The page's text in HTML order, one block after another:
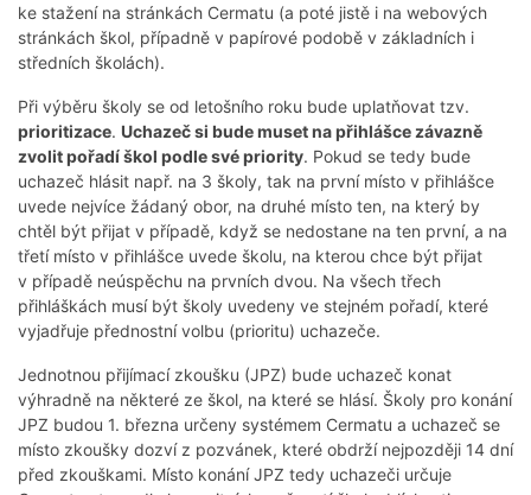
ke stažení na stránkách Cermatu (a poté jistě i na webových
stránkách škol, případně v papírové podobě v základních i
středních školách).
Při výběru školy se od letošního roku bude uplatňovat tzv.
prioritizace. Uchazeč si bude muset na přihlášce závazně
zvolit pořadí škol podle své priority. Pokud se tedy bude
uchazeč hlásit např. na 3 školy, tak na první místo v přihlášce
uvede nejvíce žádaný obor, na druhé místo ten, na který by
chtěl být přijat v případě, když se nedostane na ten první, a na
třetí místo v přihlášce uvede školu, na kterou chce být přijat
v případě neúspěchu na prvních dvou. Na všech třech
přihláškách musí být školy uvedeny ve stejném pořadí, které
vyjadřuje přednostní volbu (prioritu) uchazeče.
Jednotnou přijímací zkoušku (JPZ) bude uchazeč konat
výhradně na některé ze škol, na které se hlásí. Školy pro konání
JPZ budou 1. března určeny systémem Cermatu a uchazeč se
místo zkoušky dozví z pozvánek, které obdrží nejpozději 14 dní
před zkouškami. Místo konání JPZ tedy uchazeči určuje